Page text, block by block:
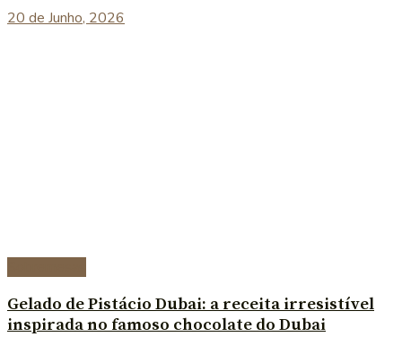
20 de Junho, 2026
Gelado de Pistácio Dubai: a receita irresistível
inspirada no famoso chocolate do Dubai